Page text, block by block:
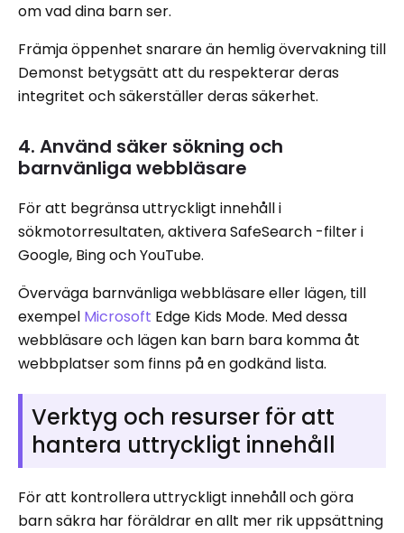
om vad dina barn ser.
Främja öppenhet snarare än hemlig övervakning till
Demonst betygsätt att du respekterar deras
integritet och säkerställer deras säkerhet.
4. Använd säker sökning och
barnvänliga webbläsare
För att begränsa uttryckligt innehåll i
sökmotorresultaten, aktivera SafeSearch -filter i
Google, Bing och YouTube.
Överväga barnvänliga webbläsare eller lägen, till
exempel Microsoft Edge Kids Mode. Med dessa
webbläsare och lägen kan barn bara komma åt
webbplatser som finns på en godkänd lista.
Verktyg och resurser för att
hantera uttryckligt innehåll
För att kontrollera uttryckligt innehåll och göra
barn säkra har föräldrar en allt mer rik uppsättning